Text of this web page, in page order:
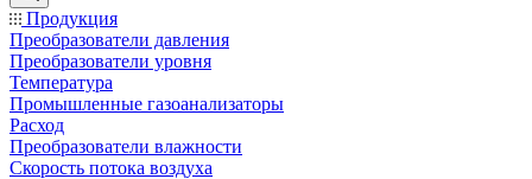
Продукция
Преобразователи давления
Преобразователи уровня
Температура
Промышленные газоанализаторы
Расход
Преобразователи влажности
Скорость потока воздуха